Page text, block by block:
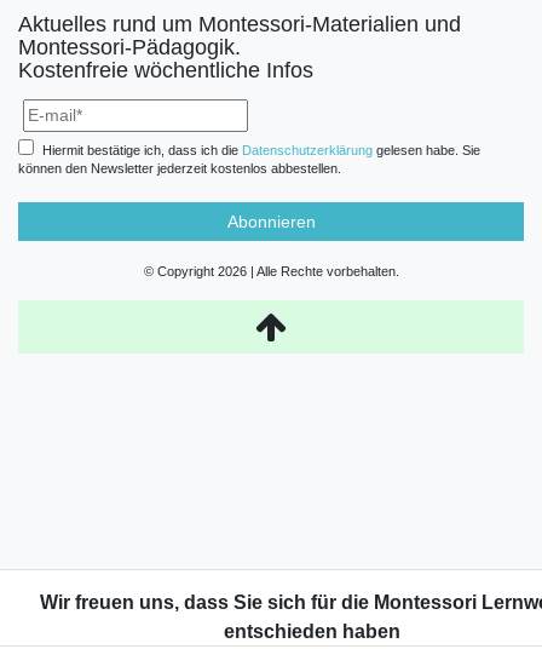
Aktuelles rund um Montessori-Materialien und
Montessori-Pädagogik.
Kostenfreie wöchentliche Infos
Hiermit bestätige ich, dass ich die Daten­schutz­erklärunggelesen habe. Sie
können den Newsletter jederzeit kostenlos abbestellen.
Abonnieren
© Copyright 2026 | Alle Rechte vorbehalten.